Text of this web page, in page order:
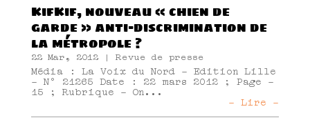
KifKif, nouveau « chien de
garde » anti-discrimination de
la métropole ?
22 Mar, 2012| Revue de presse
Média : La Voix du Nord - Edition Lille
- N° 21265 Date : 22 mars 2012 ; Page -
15 ; Rubrique - On...
- Lire -